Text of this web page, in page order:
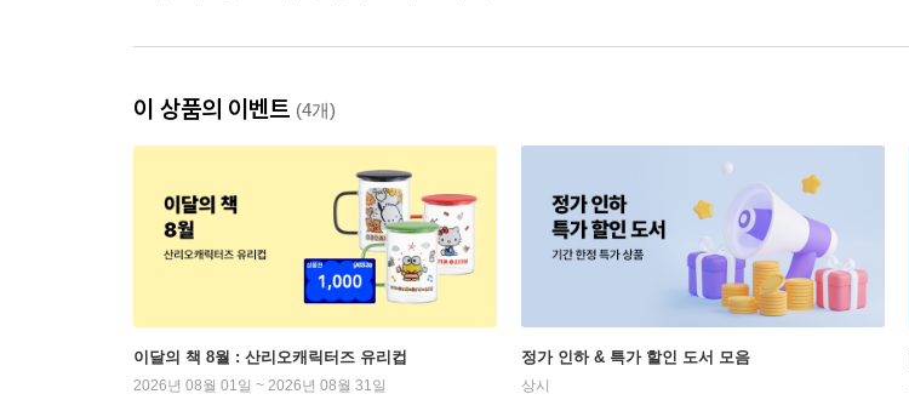
이 상품의 이벤트 (4개)
이달의 책 8월 : 산리오캐릭터즈 유리컵
2026년 08월 01일 ~ 2026년 08월 31일
정가 인하 & 특가 할인 도서 모음
상시